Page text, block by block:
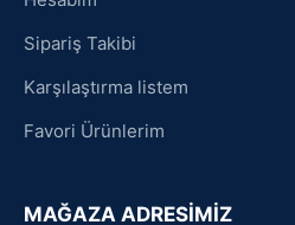
Sipariş Takibi
Karşılaştırma listem
Favori Ürünlerim
MAĞAZA ADRESİMİZ